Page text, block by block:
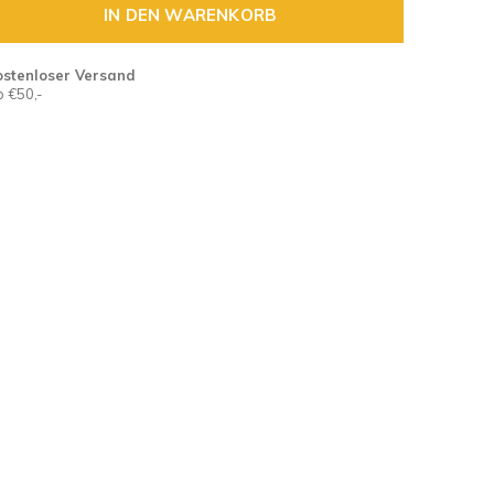
IN DEN WARENKORB
Versand
€50,-